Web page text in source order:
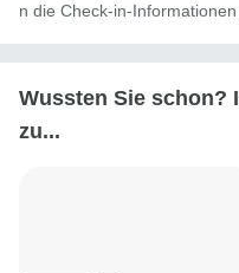
n die Check-in-
Wussten Sie schon?
zu...